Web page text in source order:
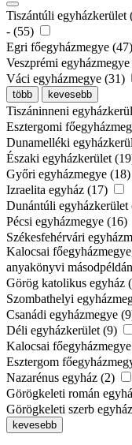
Tiszántúli egyházkerület
- (55)
Egri főegyházmegye (47)
Veszprémi
Váci egyházmegye (31)
több kevesebb
Tiszáninneni
Esztergomi
Dunamelléki
Északi egyházkerület
Győri egyházmegye (18)
Izraelita egyház (17)
Dunántúli egyházkerület
Pécsi egyházmegye (16)
Székesfehérvári
Kalocsai
anyakönyvi
Görög katolikus egyház
Szombathelyi
Csanádi egyházmegye
Déli egyházkerület (9)
Kalocsai
Esztergom
Nazarénus egyház (2)
Görögkeleti román
Görögkeleti szerb
kevesebb